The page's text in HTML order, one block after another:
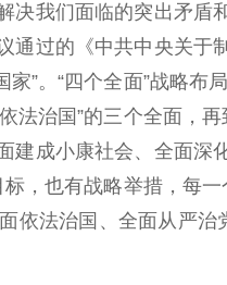
我们面临的突出矛盾
过的《中共中央关于
”。“四个全面”战略布
法治国”的三个全面，
建成小康社会、全面
，也有战略举措，每
法治国、全面从严治